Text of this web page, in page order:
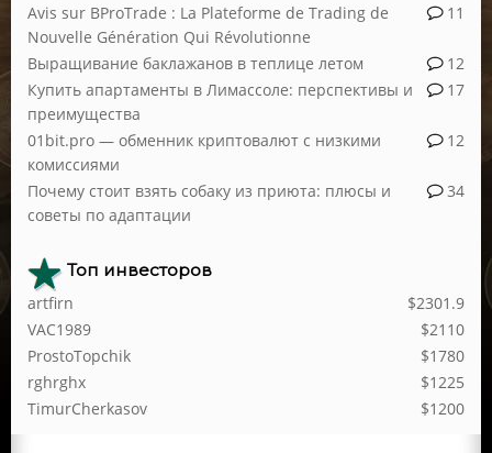
11
Avis sur BProTrade : La Plateforme de Trading de
Nouvelle Génération Qui Révolutionne
12
Выращивание баклажанов в теплице летом
17
Купить апартаменты в Лимассоле: перспективы и
преимущества
12
01bit.pro — обменник криптовалют с низкими
комиссиями
34
Почему стоит взять собаку из приюта: плюсы и
советы по адаптации
Топ инвесторов
$2301.9
artfirn
$2110
VAC1989
$1780
ProstoTopchik
$1225
rghrghx
$1200
TimurCherkasov